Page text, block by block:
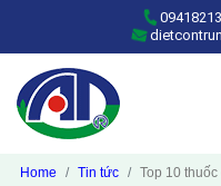
Home Tin tức
Top 10